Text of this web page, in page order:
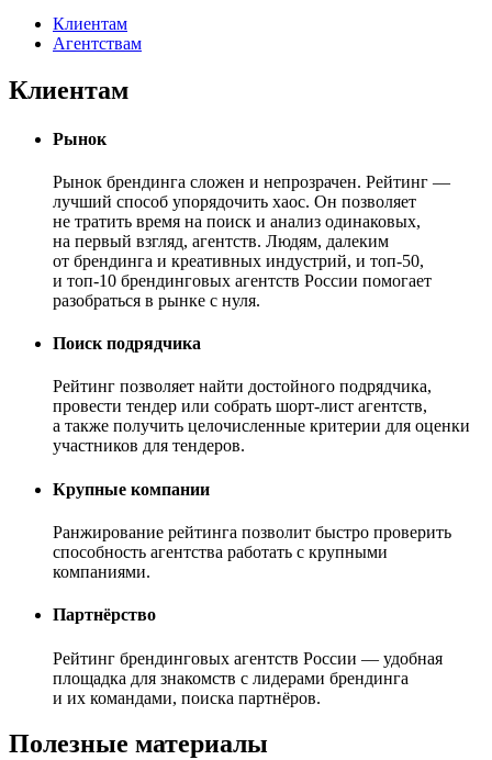
Клиентам
Агентствам
Клиентам
Рынок
Рынок брендинга сложен и непрозрачен. Рейтинг —
лучший способ упорядочить хаос. Он позволяет
не тратить время на поиск и анализ одинаковых,
на первый взгляд, агентств. Людям, далеким
от брендинга и креативных индустрий, и топ-50,
и топ-10 брендинговых агентств России помогает
разобраться в рынке с нуля.
Поиск подрядчика
Рейтинг позволяет найти достойного подрядчика,
провести тендер или собрать шорт-лист агентств,
а также получить целочисленные критерии для оценки
участников для тендеров.
Крупные компании
Ранжирование рейтинга позволит быстро проверить
способность агентства работать с крупными
компаниями.
Партнёрство
Рейтинг брендинговых агентств России — удобная
площадка для знакомств с лидерами брендинга
и их командами, поиска партнёров.
Полезные материалы